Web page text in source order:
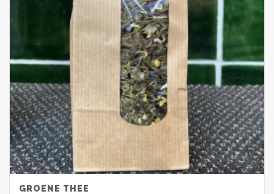
GROENE THEE